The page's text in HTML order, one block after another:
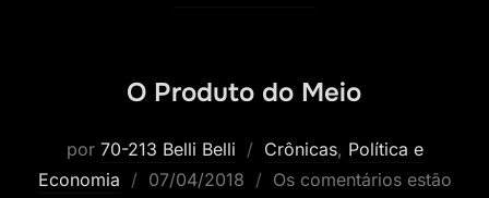
O Produto do Meio
por 70-213 Belli Belli Crônicas, Política e
Economia
Postado
07/04/2018
Os comentários estão